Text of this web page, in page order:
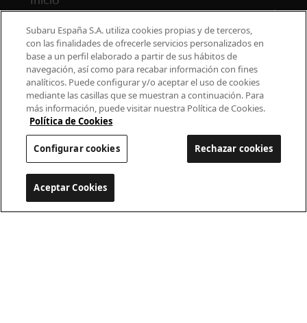
Modelos
¿Por qué Subaru?
Finance
Propietarios
Contacto
Universo Subaru
900 440 044
Subaru España S.A. utiliza cookies propias y de terceros,
con las finalidades de ofrecerle servicios personalizados en
base a un perfil elaborado a partir de sus hábitos de
navegación, así como para recabar información con fines
analíticos. Puede configurar y/o aceptar el uso de cookies
mediante las casillas que se muestran a continuación. Para
más información, puede visitar nuestra Política de Cookies.
Política de Cookies
Configurar cookies Rechazar cookies
Aceptar Cookies